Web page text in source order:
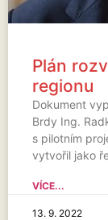
Plán
regionu
Dokument
Brdy Ing.
s pilotním
vytvořil jako
VÍCE...
13. 9. 2022